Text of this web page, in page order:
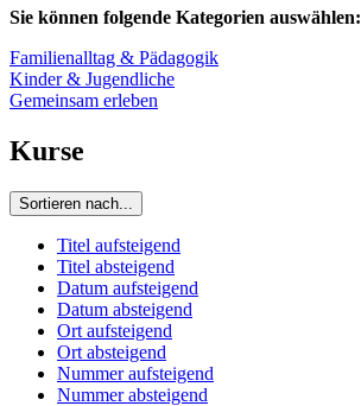
Sie können folgende Kategorien auswählen:
Familienalltag & Pädagogik
Kinder & Jugendliche
Gemeinsam erleben
Kurse
Sortieren nach...
Titel aufsteigend
Titel absteigend
Datum aufsteigend
Datum absteigend
Ort aufsteigend
Ort absteigend
Nummer aufsteigend
Nummer absteigend